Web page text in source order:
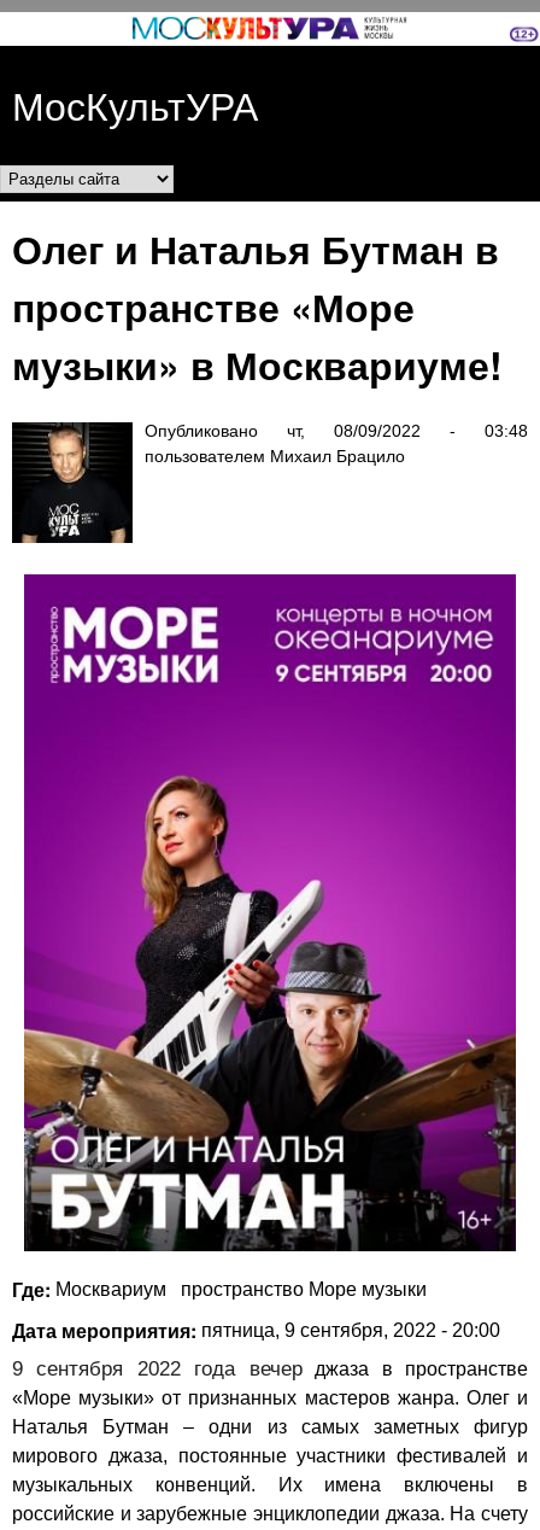
Перейти к основному
МосКультУРА
Разделы сайта
Олег и Наталья Бутман в
пространстве «Море
музыки» в Москвариуме!
Опубликовано чт, 08/09/2022 - 03:48
пользователем Михаил Брацило
Где: Москвариум пространство Море музыки
Дата мероприятия: пятница, 9 сентября, 2022 - 20:00
9 сентября 2022 года вечерджаза в пространстве
«Море музыки» от признанных мастеров жанра. Олег и
Наталья Бутман – одни из самых заметных фигур
мирового джаза, постоянные участники фестивалей и
музыкальных конвенций. Их имена включены в
российские и зарубежные энциклопедии джаза. На счету